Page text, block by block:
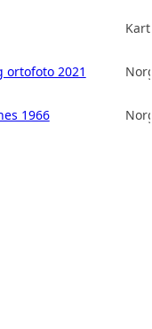
2021
1966